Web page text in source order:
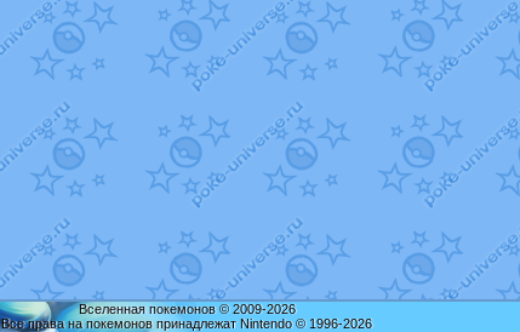
Вселенная покемонов © 2009-2026
Все права на покемонов принадлежат Nintendo © 1996-2026